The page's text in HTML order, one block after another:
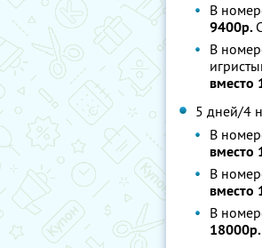
В
9400р.
В
вместо
5 дней/4
В
вместо
В
вместо
В
18000р.